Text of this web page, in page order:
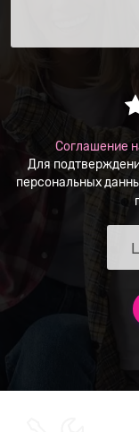
Соглашение
Для
персональных